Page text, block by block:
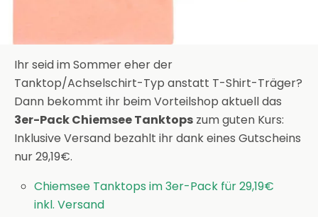
Ihr seid im Sommer eher der
Tanktop/Achselschirt-Typ anstatt T-Shirt-Träger?
Dann bekommt ihr beim Vorteilshop aktuell das
3er-Pack Chiemsee Tanktops zum guten Kurs:
Inklusive Versand bezahlt ihr dank eines Gutscheins
nur 29,19€.
Chiemsee Tanktops im 3er-Pack für 29,19€
inkl. Versand